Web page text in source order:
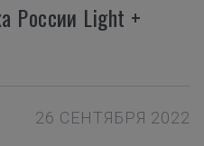
России Light +
26 СЕНТЯБРЯ 2022